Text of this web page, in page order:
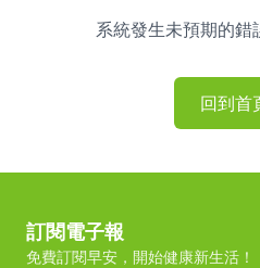
系統發生未預期的錯
回到首
訂閱電子報
免費訂閱早安，開始健康新生活！